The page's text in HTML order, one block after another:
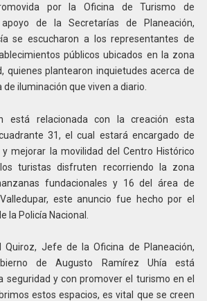
por la Oficina de Turismo de
de la Secretarías de Planeación,
se escucharon a los representantes de
públicos ubicados en la zona
quienes plantearon inquietudes acerca de
iluminación que viven a diario.
está relacionada con la creación esta
31, el cual estará encargado de
mejorar la movilidad del Centro Histórico
turistas disfruten recorriendo la zona
fundacionales y 16 del área de
este anuncio fue hecho por el
la Policía Nacional.
Quiroz, Jefe de la Oficina de Planeación,
de Augusto Ramírez Uhía está
seguridad y con promover el turismo en el
estos espacios, es vital que se creen